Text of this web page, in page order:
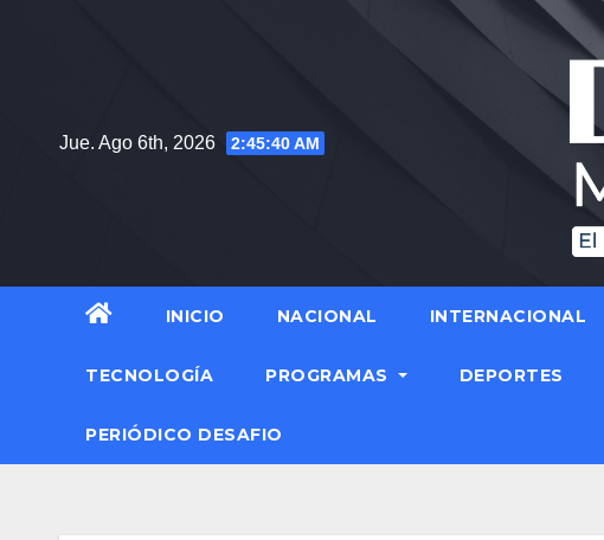
Jue. Ago 6th, 2026 2:45:41 AM
INICIO NACIONAL INTERNACIONAL
TECNOLOGÍA PROGRAMAS DEPORTES
PERIÓDICO DESAFIO